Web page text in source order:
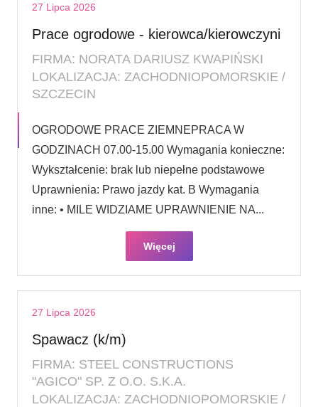
27 Lipca 2026
Prace ogrodowe - kierowca/kierowczyni
FIRMA: NORATA DARIUSZ KWAPIŃSKI
LOKALIZACJA: ZACHODNIOPOMORSKIE /
SZCZECIN
OGRODOWE PRACE ZIEMNEPRACA W
GODZINACH 07.00-15.00 Wymagania konieczne:
Wykształcenie: brak lub niepełne podstawowe
Uprawnienia: Prawo jazdy kat. B Wymagania
inne: • MILE WIDZIAME UPRAWNIENIE NA...
Więcej
27 Lipca 2026
Spawacz (k/m)
FIRMA: STEEL CONSTRUCTIONS
"AGICO" SP. Z O.O. S.K.A.
LOKALIZACJA: ZACHODNIOPOMORSKIE /